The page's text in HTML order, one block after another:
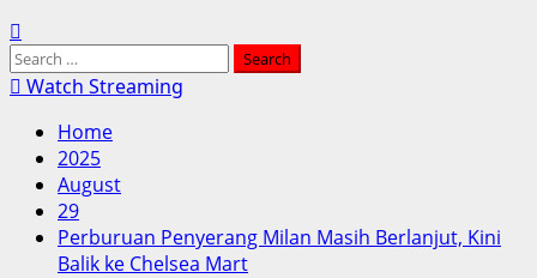
Search
for:Watch Streaming
Home
2025
August
29
Perburuan Penyerang Milan Masih Berlanjut, Kini
Balik ke Chelsea Mart